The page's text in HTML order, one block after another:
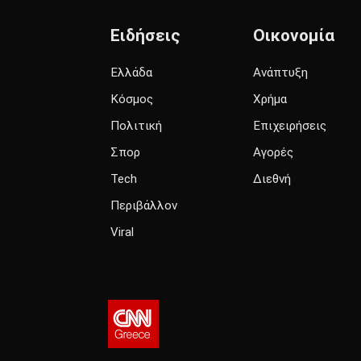
Ειδήσεις
Ελλάδα
Κόσμος
Πολιτική
Σπορ
Tech
Περιβάλλον
Viral
Οικονομία
Ανάπτυξη
Χρήμα
Επιχειρήσεις
Αγορές
Διεθνή